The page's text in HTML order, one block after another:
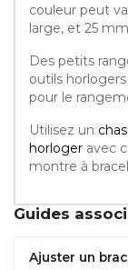
couleur peut
large, et 25
Des petits
outils
pour le
Utilisez un
horloger avec
montre à
Guides
Ajuster un